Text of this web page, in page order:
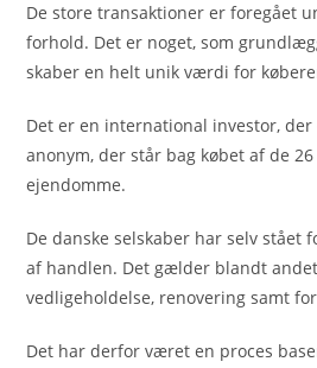
De store transaktioner er foregået
forhold. Det er noget, som
skaber en helt unik værdi for
Det er en international investor,
anonym, der står bag købet af de
ejendomme.
De danske selskaber har selv stået
af handlen. Det gælder blandt
vedligeholdelse, renovering samt
Det har derfor været en proces